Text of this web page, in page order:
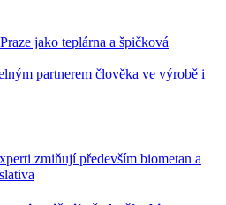
jako teplárna a špičková
partnerem člověka ve výrobě i